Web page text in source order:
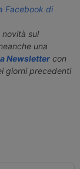
Facebook di
novità sul
una
Newslettercon
giorni precedenti